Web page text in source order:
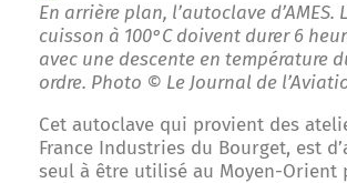
En arrière plan, l’autoclave d’AMES.
cuisson à 100°C doivent durer 6
avec une descente en température
ordre. Photo © Le Journal de
Cet autoclave qui provient des
France Industries du Bourget, est
seul à être utilisé au Moyen-Orient